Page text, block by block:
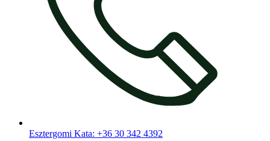
Esztergomi Kata: +36 30 342 4392